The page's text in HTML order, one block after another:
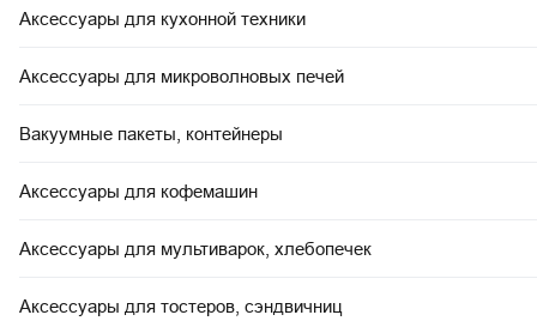
Аксессуары для кухонной техники
Аксессуары для микроволновых печей
Вакуумные пакеты, контейнеры
Аксессуары для кофемашин
Аксессуары для мультиварок, хлебопечек
Аксессуары для тостеров, сэндвичниц